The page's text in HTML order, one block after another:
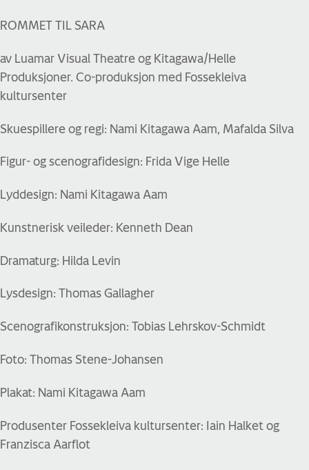
ROMMET TIL SARA
av Luamar Visual Theatre og Kitagawa/Helle
Produksjoner. Co-produksjon med Fossekleiva
kultursenter
Skuespillere og regi: Nami Kitagawa Aam, Mafalda Silva
Figur- og scenografidesign: Frida Vige Helle
Lyddesign: Nami Kitagawa Aam
Kunstnerisk veileder: Kenneth Dean
Dramaturg: Hilda Levin
Lysdesign: Thomas Gallagher
Scenografikonstruksjon: Tobias Lehrskov-Schmidt
Foto: Thomas Stene-Johansen
Plakat: Nami Kitagawa Aam
Produsenter Fossekleiva kultursenter: Iain Halket og
Franzisca Aarflot